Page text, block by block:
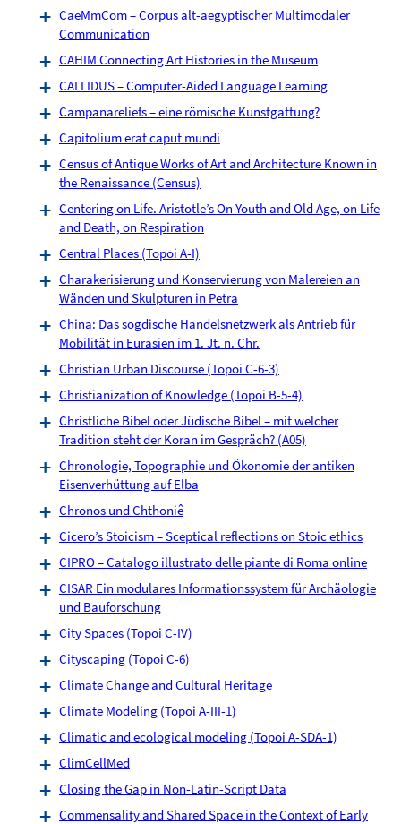
CaeMmCom – Corpus alt-aegyptischer Multimodaler
Communication
CAHIM Connecting Art Histories in the Museum
CALLIDUS – Computer-Aided Language Learning
Campanareliefs – eine römische Kunstgattung?
Capitolium erat caput mundi
Census of Antique Works of Art and Architecture Known in
the Renaissance (Census)
Centering on Life. Aristotle’s On Youth and Old Age, on Life
and Death, on Respiration
Central Places (Topoi A-I)
Charakerisierung und Konservierung von Malereien an
Wänden und Skulpturen in Petra
China: Das sogdische Handelsnetzwerk als Antrieb für
Mobilität in Eurasien im 1. Jt. n. Chr.
Christian Urban Discourse (Topoi C-6-3)
Christianization of Knowledge (Topoi B-5-4)
Christliche Bibel oder Jüdische Bibel – mit welcher
Tradition steht der Koran im Gespräch? (A05)
Chronologie, Topographie und Ökonomie der antiken
Eisenverhüttung auf Elba
Chronos und Chthoniê
Cicero’s Stoicism – Sceptical reflections on Stoic ethics
CIPRO – Catalogo illustrato delle piante di Roma online
CISAR Ein modulares Informationssystem für Archäologie
und Bauforschung
City Spaces (Topoi C-IV)
Cityscaping (Topoi C-6)
Climate Change and Cultural Heritage
Climate Modeling (Topoi A-III-1)
Climatic and ecological modeling (Topoi A-SDA-1)
ClimCellMed
Closing the Gap in Non-Latin-Script Data
Commensality and Shared Space in the Context of Early